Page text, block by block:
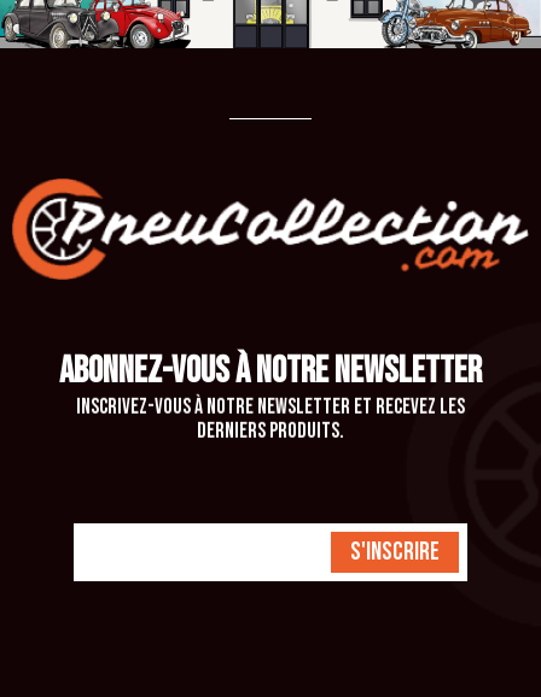
ABONNEZ-VOUS À NOTRE NEWSLETTER
Inscrivez-vous à notre newsletter et recevez les
derniers produits.
S'inscrire